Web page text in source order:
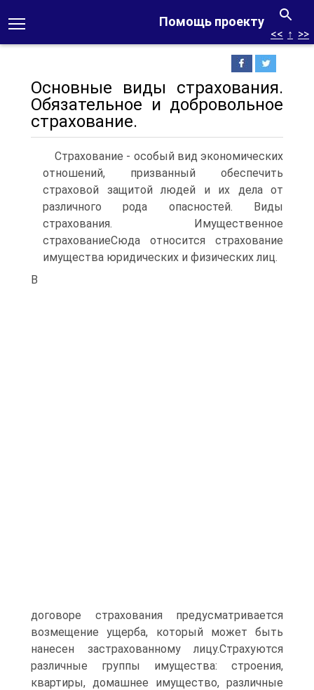
Помощь проекту
<< ↑ >>
Основные виды страхования.
Обязательное и добровольное
страхование.
Страхование - особый вид экономических
отношений, призванный обеспечить
страховой защитой людей и их дела от
различного рода опасностей. Виды
страхования. Имущественное
страхованиеСюда относится страхование
имущества юридических и физических лиц.
В
договоре страхования предусматривается
возмещение ущерба, который может быть
нанесен застрахованному лицу.Страхуются
различные группы имущества: строения,
квартиры, домашнее имущество, различные